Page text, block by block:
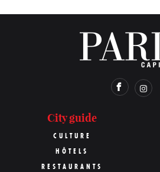
City guide
CULTURE
HÔTELS
RESTAURANTS